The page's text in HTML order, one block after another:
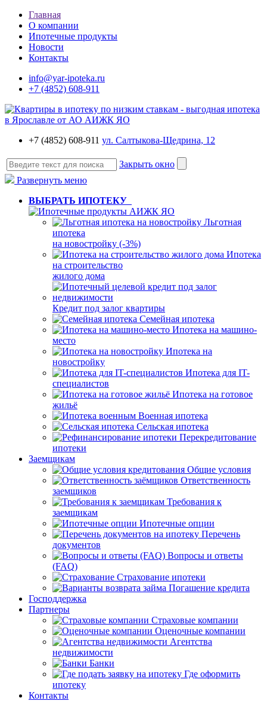
Главная
О компании
Ипотечные продукты
Новости
Контакты
info@yar-ipoteka.ru
+7 (4852) 608-911
+7 (4852) 608-911 ул. Салтыкова-Щедрина, 12
Закрыть окно
Развернуть меню
ВЫБРАТЬ ИПОТЕКУ
Льготная
ипотека
на новостройку (-3%)
Ипотека
на строительство
жилого дома
Кредит под залог квартиры
Семейная ипотека
Ипотека на машино-
место
Ипотека на
новостройку
Ипотека для IT-
специалистов
Ипотека на готовое
жильё
Военная ипотека
Сельская ипотека
Перекредитование
ипотеки
Заемщикам
Общие условия
Ответственность
заемщиков
Требования к
заемщикам
Ипотечные опции
Перечень
документов
Вопросы и ответы
(FAQ)
Страхование ипотеки
Погашение кредита
Господдержка
Партнеры
Страховые компании
Оценочные компании
Агентства
недвижимости
Банки
Где оформить
ипотеку
Контакты